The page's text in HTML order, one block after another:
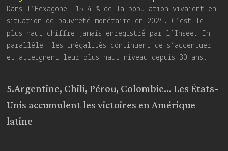
Dans l’Hexagone, 15,4 % de la population vivaient en
situation de pauvreté monétaire en 2024. C’est le
plus haut chiffre jamais enregistré par l’Insee. En
parallèle, les inégalités continuent de s’accentuer
et atteignent leur plus haut niveau depuis 30 ans.
5.Argentine, Chili, Pérou, Colombie… Les États-
Unis accumulent les victoires en Amérique
latine